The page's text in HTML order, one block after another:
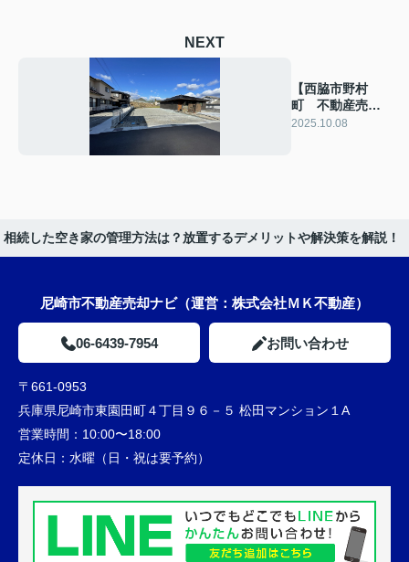
NEXT
【西脇市野村
町 不動産売却
（分譲宅地３区
2025.10.08
相続した空き家の管理方法は？放置するデメリットや解決策を解説！
尼崎市不動産売却ナビ（運営：株式会社ＭＫ不動産）
06-6439-7954 お問い合わせ
〒661-0953
兵庫県尼崎市東園田町４丁目９６－５ 松田マンション１A
営業時間： 10:00〜18:00
定休日： 水曜（日・祝は要予約）